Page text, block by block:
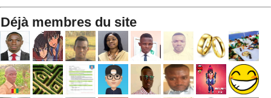
Déjà membres du site